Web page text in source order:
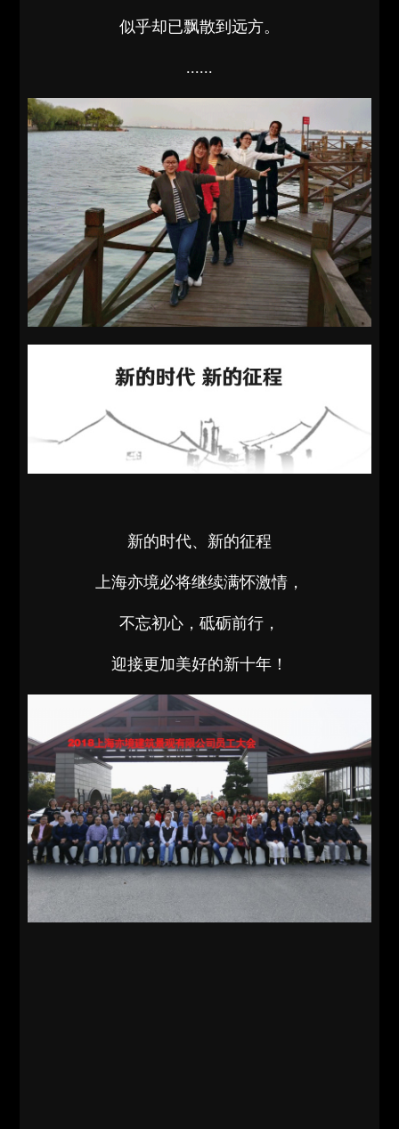
似乎却已飘散到远方。
......
新的时代、新的征程
上海亦境必将继续满怀激情，
不忘初心，砥砺前行，
迎接更加美好的新十年！